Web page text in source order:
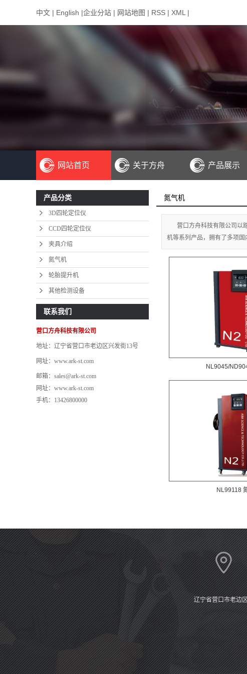
中文 | English |企业分站 | 网站地图 | RSS | XML |
网站首页 关于方舟
公司简介
联系我们
产品展示
CCD四轮
夹具介
其他检测
产品分类
3D四轮定位仪
CCD四轮定位仪
夹具介绍
氮气机
轮胎提升机
其他检测设备
联系我们
营口方舟科技有限公司
地址：辽宁省营口市老边区兴发街13号
网址：www.ark-st.com
邮箱：sales@ark-st.com
网址：www.ark-st.com
手机：13426800000
氮气机
营口方舟科技有限公司以
机等系列产品，拥有了多项
NL9045/
NL99118
辽宁省营口市老边